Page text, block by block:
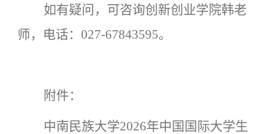
如有疑问，可咨询创新创业学院韩老
师，电话： 027-67843595。
附件：
中南民族大学2026年中国国际大学生